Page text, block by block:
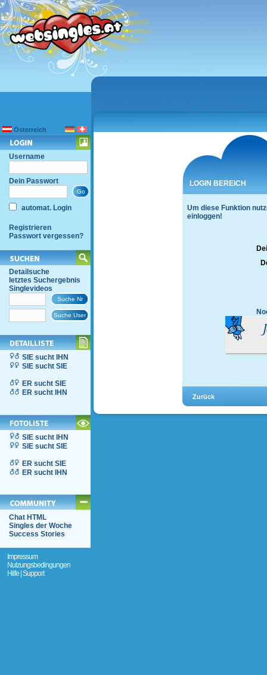
Österreich
Username
Dein Passwort
automat. Login
Registrieren
Passwort vergessen?
Detailsuche
letztes Suchergebnis
Singlevideos
SIE sucht IHN
SIE sucht SIE
ER sucht SIE
ER sucht IHN
SIE sucht IHN
SIE sucht SIE
ER sucht SIE
ER sucht IHN
Chat HTML
Singles der Woche
Success Stories
Impressum
Nutzungsbedingungen
Hilfe | Support
LOGIN BEREICH
Um diese Funktion
einloggen!